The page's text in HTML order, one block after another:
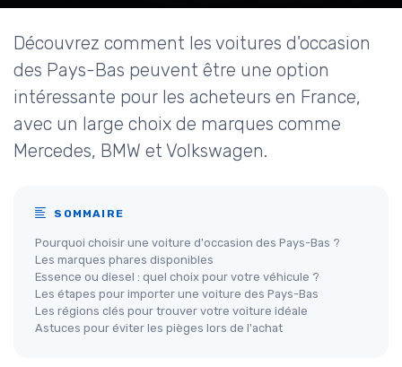
Découvrez comment les voitures d'occasion
des Pays-Bas peuvent être une option
intéressante pour les acheteurs en France,
avec un large choix de marques comme
Mercedes, BMW et Volkswagen.
SOMMAIRE
Pourquoi choisir une voiture d'occasion des Pays-Bas ?
Les marques phares disponibles
Essence ou diesel : quel choix pour votre véhicule ?
Les étapes pour importer une voiture des Pays-Bas
Les régions clés pour trouver votre voiture idéale
Astuces pour éviter les pièges lors de l'achat